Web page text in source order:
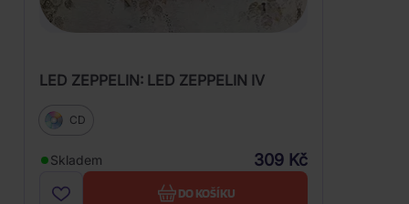
LED ZEPPELIN: LED ZEPPELIN IV
CD
Skladem 309 Kč
DO KOŠÍKU